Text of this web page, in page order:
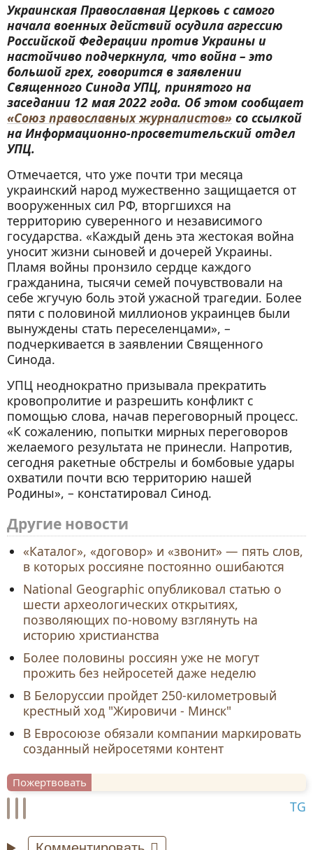
Украинская Православная Церковь с самого
начала военных действий осудила агрессию
Российской Федерации против Украины и
настойчиво подчеркнула, что война – это
большой грех, говорится в заявлении
Священного Синода УПЦ, принятого на
заседании 12 мая 2022 года. Об этом сообщает
«Союз православных журналистов» со ссылкой
на Информационно-просветительский отдел
УПЦ.
Отмечается, что уже почти три месяца
украинский народ мужественно защищается от
вооруженных сил РФ, вторгшихся на
территорию суверенного и независимого
государства. «Каждый день эта жестокая война
уносит жизни сыновей и дочерей Украины.
Пламя войны пронзило сердце каждого
гражданина, тысячи семей почувствовали на
себе жгучую боль этой ужасной трагедии. Более
пяти с половиной миллионов украинцев были
вынуждены стать переселенцами», –
подчеркивается в заявлении Священного
Синода.
УПЦ неоднократно призывала прекратить
кровопролитие и разрешить конфликт с
помощью слова, начав переговорный процесс.
«К сожалению, попытки мирных переговоров
желаемого результата не принесли. Напротив,
сегодня ракетные обстрелы и бомбовые удары
охватили почти всю территорию нашей
Родины», – констатировал Синод.
Другие новости
«Каталог», «договор» и «звонит» — пять слов,
в которых россияне постоянно ошибаются
National Geographic опубликовал статью о
шести археологических открытиях,
позволяющих по-новому взглянуть на
историю христианства
Более половины россиян уже не могут
прожить без нейросетей даже неделю
В Белоруссии пройдет 250-километровый
крестный ход "Жировичи - Минск"
В Евросоюзе обязали компании маркировать
созданный нейросетями контент
Пожертвовать
TG